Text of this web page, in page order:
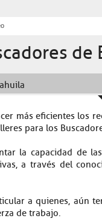
de
más eficientes los
para los
la capacidad de
a través del
a quienes, aún
de trabajo.